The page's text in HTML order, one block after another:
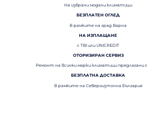
На избрани модели климатици
БЕЗПЛАТЕН ОГЛЕД
В рамките на град Варна
НА ИЗПЛАЩАНЕ
с TBI или UNICREDIT
ОТОРИЗИРАН СЕРВИЗ
Ремонт на всички марки климатици предлагани
БЕЗПЛАТНА ДОСТАВКА
В рамките на Североизточна България